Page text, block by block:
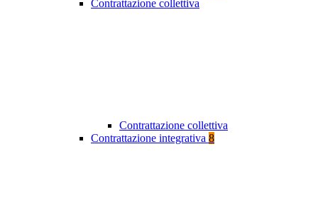
Contrattazione collettiva
Contrattazione collettiva
Contrattazione integrativa 8